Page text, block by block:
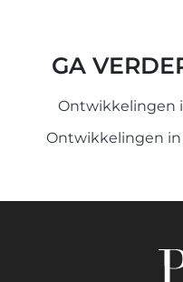
GA
Ontwikkelingen
Ontwikkelingen in